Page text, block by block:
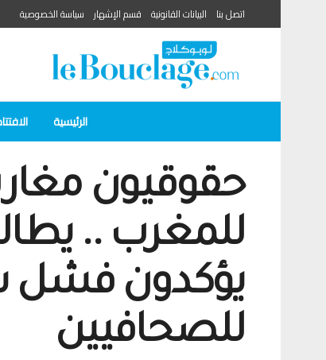
اتصل بنا البيانات القانونية قسم الإشهار سياسة الخصوصية
الرئيسية
حقوقيون
للمغرب ..
يؤكدون فشل
للصحافيين